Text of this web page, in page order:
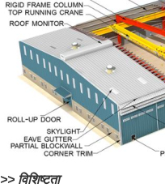
>> विशिष्टता